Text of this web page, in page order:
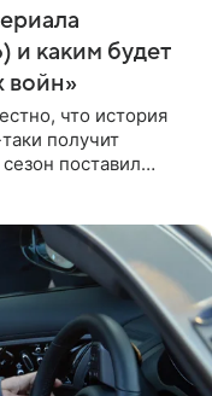
и каким будет
войн»
что история
получит
поставил